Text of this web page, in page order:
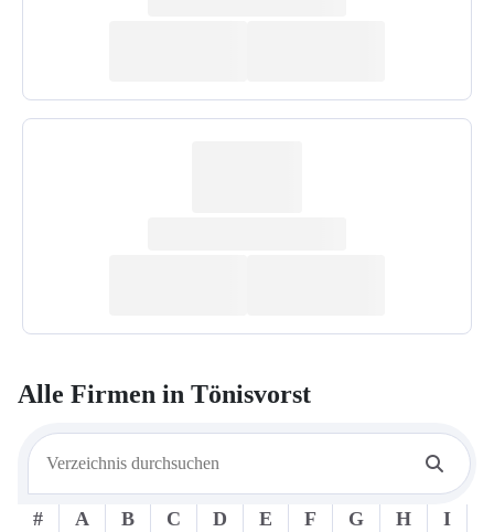
Alle Firmen in Tönisvorst
# A B C D E F G H
I